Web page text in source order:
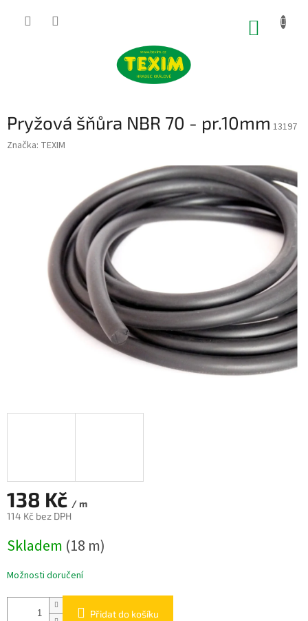
Pryžová šňůra NBR 70 - pr.10mm 13197
Značka: TEXIM
138 Kč / m
114 Kč bez DPH
cena:
Skladem (18 m)
Možnosti doručení
Přidat do košíku